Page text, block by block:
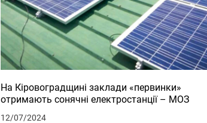
На Кіровоградщині заклади «первинки»
отримають сонячні електростанції – МОЗ
12/07/2024